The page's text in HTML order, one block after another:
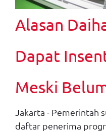
Alasan
Dapat
Meski
Jakarta - Pemerintah
daftar penerima